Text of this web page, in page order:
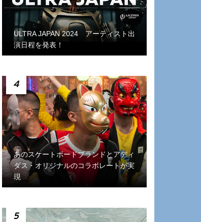
ULTRA JAPAN 2024 アーティスト出
演日程を発表！
4
あのスケートボードブランドとアディ
ダス・オリジナルのコラボレートが実
現
5